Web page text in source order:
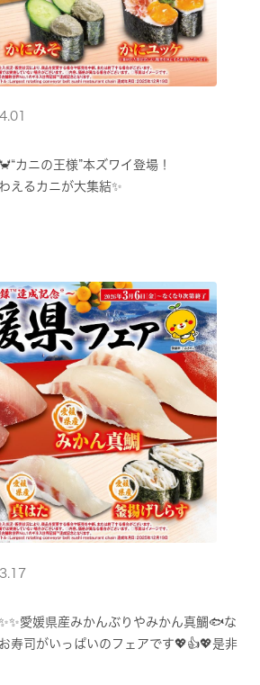
カニの王様”本ズワイ登場！
えるカニが大集結✨
愛媛県産みかんぶりやみかん真鯛🐟な
寿司がいっぱいのフェアです💖👍💖是非